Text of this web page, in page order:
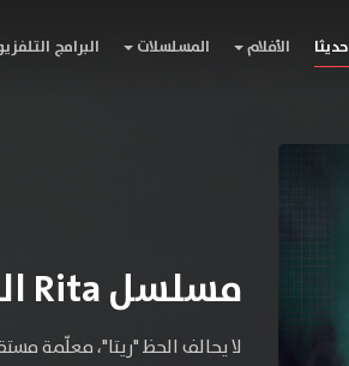
الأفلام المسلسلات البرامج
مسلسل Rita الموسم الثاني
لا يحالف الحظ "ريتا"، معلّمة